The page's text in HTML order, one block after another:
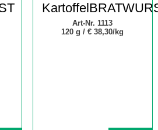
Art-Nr. 1113
120 g /€ 38,30/kg